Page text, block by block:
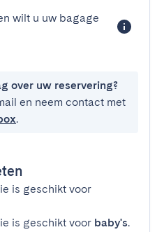
wilt u uw bagage
over uw reservering?
en neem contact met
.
is geschikt voor
is geschikt voor baby's.